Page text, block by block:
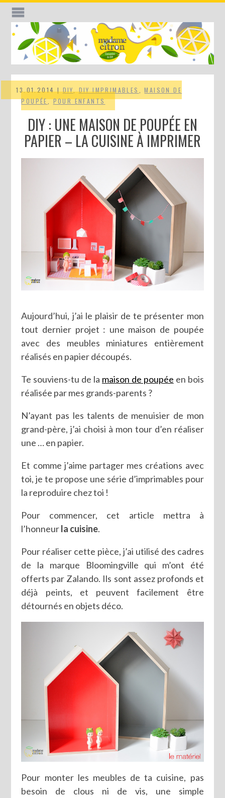
13.01.2014 |DIY,DIY IMPRIMABLES ,MAISON DE
POUPÉE,POUR ENFANTS
DIY : UNE MAISON DE POUPÉE EN
PAPIER – LA CUISINE À IMPRIMER
Aujourd’hui, j’ai le plaisir de te présenter mon
tout dernier projet : une maison de poupée
avec des meubles miniatures entièrement
réalisés en papier découpés.
Te souviens-tu de la maison de poupée en bois
réalisée par mes grands-parents ?
N’ayant pas les talents de menuisier de mon
grand-père, j’ai choisi à mon tour d’en réaliser
une … en papier.
Et comme j’aime partager mes créations avec
toi, je te propose une série d’imprimables pour
la reproduire chez toi !
Pour commencer, cet article mettra à
l’honneurla cuisine.
Pour réaliser cette pièce, j’ai utilisé des cadres
de la marque Bloomingville qui m’ont été
offerts par Zalando. Ils sont assez profonds et
déjà peints, et peuvent facilement être
détournés en objets déco.
Pour monter les meubles de ta cuisine, pas
besoin de clous ni de vis, une simple